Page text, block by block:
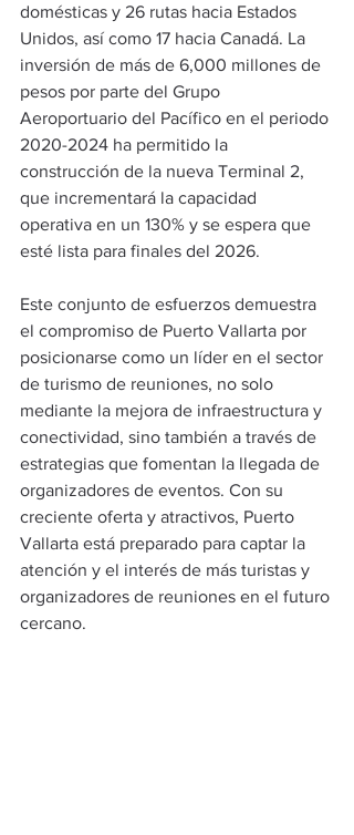
domésticas y 26 rutas hacia Estados
Unidos, así como 17 hacia Canadá. La
inversión de más de 6,000 millones de
pesos por parte del Grupo
Aeroportuario del Pacífico en el periodo
2020-2024 ha permitido la
construcción de la nueva Terminal 2,
que incrementará la capacidad
operativa en un 130% y se espera que
esté lista para finales del 2026.
Este conjunto de esfuerzos demuestra
el compromiso de Puerto Vallarta por
posicionarse como un líder en el sector
de turismo de reuniones, no solo
mediante la mejora de infraestructura y
conectividad, sino también a través de
estrategias que fomentan la llegada de
organizadores de eventos. Con su
creciente oferta y atractivos, Puerto
Vallarta está preparado para captar la
atención y el interés de más turistas y
organizadores de reuniones en el futuro
cercano.